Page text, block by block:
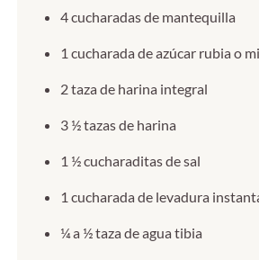
4 cucharadas de mantequilla
1 cucharada de azúcar rubia o
2 taza de harina integral
3 ½ tazas de harina
1 ½ cucharaditas de sal
1 cucharada de levadura
¼ a ½ taza de agua tibia